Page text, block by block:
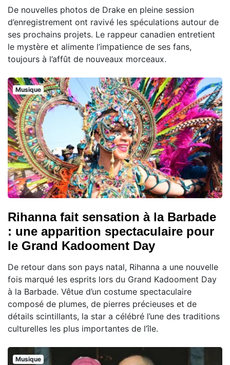
De nouvelles photos de Drake en pleine session
d’enregistrement ont ravivé les spéculations autour de
ses prochains projets. Le rappeur canadien entretient
le mystère et alimente l’impatience de ses fans,
toujours à l’affût de nouveaux morceaux.
Musique
Rihanna fait sensation à la Barbade
: une apparition spectaculaire pour
le Grand Kadooment Day
De retour dans son pays natal, Rihanna a une nouvelle
fois marqué les esprits lors du Grand Kadooment Day
à la Barbade. Vêtue d’un costume spectaculaire
composé de plumes, de pierres précieuses et de
détails scintillants, la star a célébré l’une des traditions
culturelles les plus importantes de l’île.
Musique